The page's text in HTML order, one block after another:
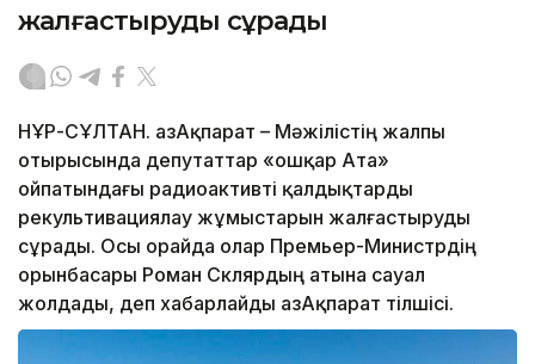
жалғастыруды сұрады
НҰР-СҰЛТАН. ҚазАқпарат – Мәжілістің жалпы
отырысында депутаттар «Қошқар Ата»
ойпатындағы радиоактивті қалдықтарды
рекультивациялау жұмыстарын жалғастыруды
сұрады. Осы орайда олар Премьер-Министрдің
орынбасары Роман Склярдың атына сауал
жолдады, деп хабарлайды ҚазАқпарат тілшісі.